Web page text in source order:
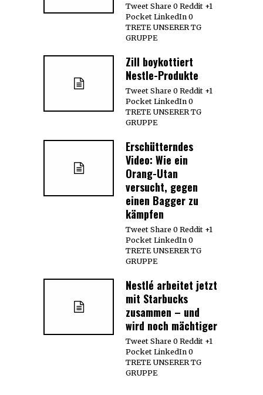
Tweet Share 0 Reddit +1
Pocket LinkedIn 0
TRETE UNSERER TG
GRUPPE
Zill boykottiert
Nestle-Produkte
Tweet Share 0 Reddit +1
Pocket LinkedIn 0
TRETE UNSERER TG
GRUPPE
Erschütterndes
Video: Wie ein
Orang-Utan
versucht, gegen
einen Bagger zu
kämpfen
Tweet Share 0 Reddit +1
Pocket LinkedIn 0
TRETE UNSERER TG
GRUPPE
Nestlé arbeitet jetzt
mit Starbucks
zusammen – und
wird noch mächtiger
Tweet Share 0 Reddit +1
Pocket LinkedIn 0
TRETE UNSERER TG
GRUPPE